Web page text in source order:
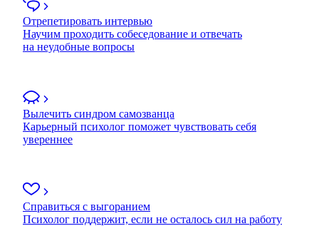
Отрепетировать интервью
Научим проходить собеседование и отвечать
на неудобные вопросы
Вылечить синдром самозванца
Карьерный психолог поможет чувствовать себя
увереннее
Справиться с выгоранием
Психолог поддержит, если не осталось сил на работу